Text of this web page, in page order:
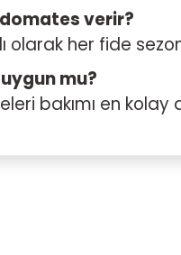
verir?
olarak her fide
mu?
bakımı en